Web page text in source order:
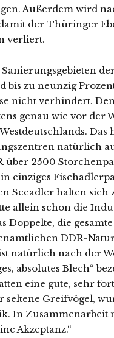
Außerdem wird
der Thüringer
verliert.
bis zu neunzig
nicht verhindert.
genau wie vor
natürlich
über 2500
einziges
Seeadler halten
allein schon die
Doppelte, die
DDR-
natürlich nach der
absolutes Blech“
eine gute, sehr
seltene Greifvögel,
In
Akzeptanz.“